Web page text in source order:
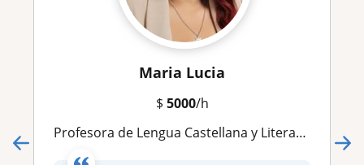
Maria Lucia
$ 5000/h
Profesora de Lengua Castellana y Literatura con enfoque creativo y pedagógico